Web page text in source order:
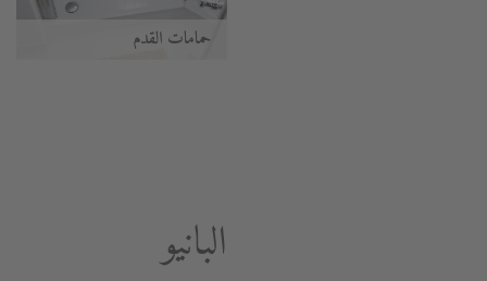
حمامات القدم
البانيو